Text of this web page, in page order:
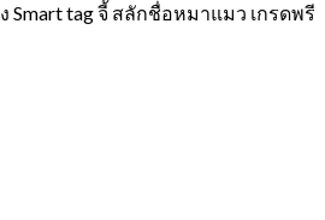
Smart tag จี้ สลักชื่อหมาแมว เกรดพรี